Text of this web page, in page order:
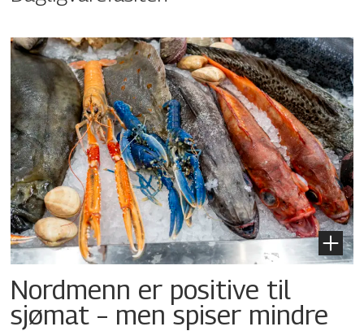
Nordmenn er positive til
sjømat – men spiser mindre